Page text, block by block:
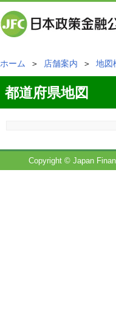
ホーム ＞ 店舗案内 ＞ 地図
都道府県地図
Copyright © Japan